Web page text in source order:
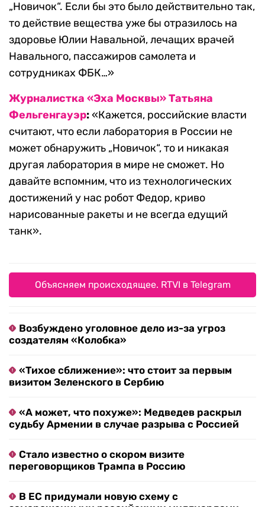
„Новичок“. Если бы это было действительно так,
то действие вещества уже бы отразилось на
здоровье Юлии Навальной, лечащих врачей
Навального, пассажиров самолета и
сотрудниках ФБК…»
Журналистка «Эха Москвы» Татьяна
Фельгенгауэр:«Кажется, российские власти
считают, что если лаборатория в России не
может обнаружить „Новичок“, то и никакая
другая лаборатория в мире не сможет. Но
давайте вспомним, что из технологических
достижений у нас робот Федор, криво
нарисованные ракеты и не всегда едущий
танк».
Объясняем происходящее. RTVI в Telegram
Возбуждено уголовное дело из-за угроз
создателям «Колобка»
«Тихое сближение»: что стоит за первым
визитом Зеленского в Сербию
«А может, что похуже»: Медведев раскрыл
судьбу Армении в случае разрыва с Россией
Стало известно о скором визите
переговорщиков Трампа в Россию
В ЕС придумали новую схему с